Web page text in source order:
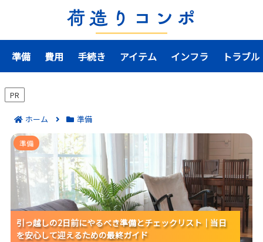
準備 費用 手続き アイテム インフラ トラブル
PR
ホーム 準備
引っ越しの2日前にやるべき準備とチェックリスト｜当
日を安心して迎えるための最終ガイド
引っ越しの2日前にやるべき準備とチェックリスト｜当日
を安心して迎えるための最終ガイド
引っ越しの2日前にやるべき準備とチェックリスト｜当日
を安心して迎えるための最終ガイド
引っ越しの2日前にやるべき準備とチェックリスト｜当日
を安心して迎えるための最終ガイド
準備